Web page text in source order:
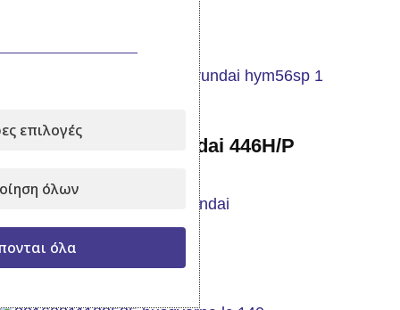
Προσθήκη στο καλάθι
Μηχανή Γκαζόν Hyundai 446H/P
Σε απόθεμα
επιλογές
όλων
όλα